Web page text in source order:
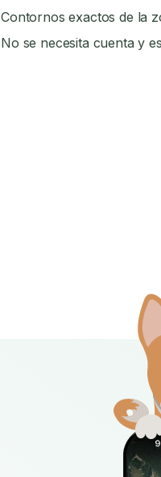
Contornos exactos de la
No se necesita cuenta y